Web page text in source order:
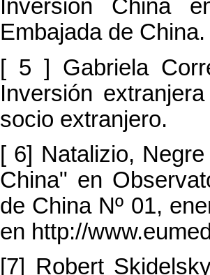
Inversión China
Embajada de
[ 5 ] Gabriela
Inversión
socio extranjero.
[ 6] Natalizio,
China" en
de China Nº 01,
en http://
[7] Robert